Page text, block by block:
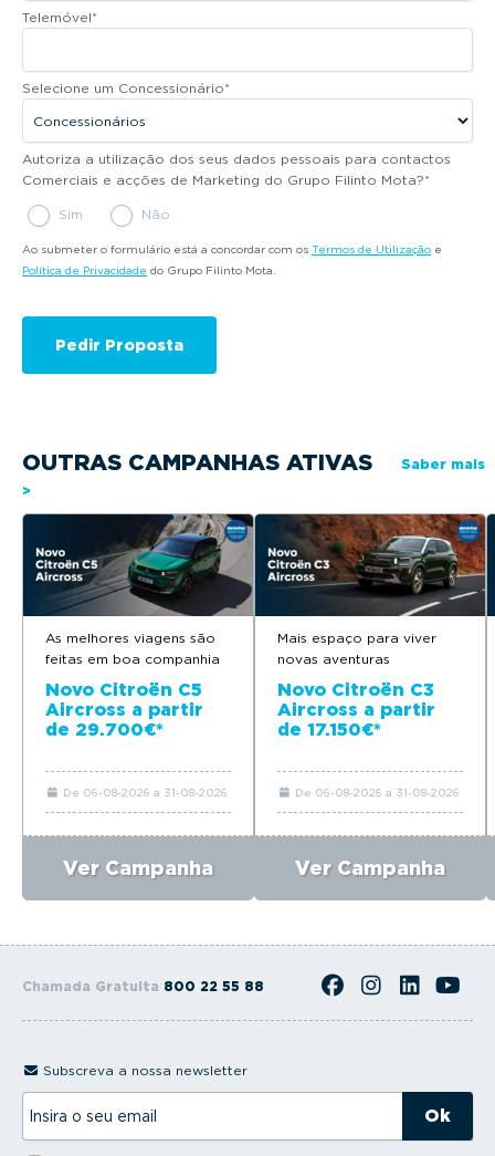
Telemóvel*
Selecione um Concessionário*
Autoriza a utilização dos seus dados pessoais para contactos
Comerciais e acções de Marketing do Grupo Filinto Mota?*
Sim Não
Ao submeter o formulário está a concordar com os Termos de Utilização e
Política de Privacidade do Grupo Filinto Mota.
OUTRAS CAMPANHAS ATIVAS
Saber mais
>
As melhores viagens são
feitas em boa companhia
Novo Citroën C5
Aircross a partir
de 29.700€*
De 06-08-2026 a 31-08-2026
Ver Campanha
Mais espaço para viver
novas aventuras
Novo Citroën C3
Aircross a partir
de 17.150€*
De 06-08-2026 a 31-08-2026
Ver Campanha
Chamada Gratuita 800 22 55 88
Subscreva a nossa newsletter
s